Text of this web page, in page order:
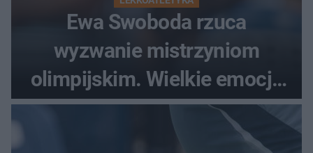
Ewa Swoboda rzuca
wyzwanie mistrzyniom
olimpijskim. Wielkie emocje
podczas Silesia Memoriału
Kamili Skolimowskiej